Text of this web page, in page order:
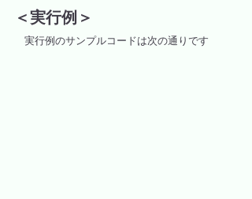
＜実行例＞
実行例のサンプルコードは次の通りです